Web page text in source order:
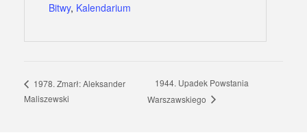
Bitwy, Kalendarium
1978. Zmarł: Aleksander
Maliszewski
1944. Upadek Powstania
Warszawskiego